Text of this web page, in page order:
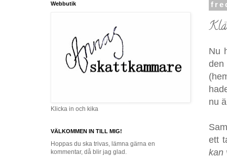
Nu
den
nu
ett
kan
Webbutik
Klicka in och kika
VÄLKOMMEN IN TILL MIG!
Hoppas du ska trivas, lämna gärna en
kommentar, då blir jag glad.